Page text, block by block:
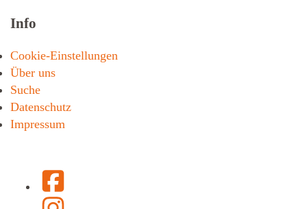
Info
Cookie-Einstellungen
Über uns
Suche
Datenschutz
Impressum